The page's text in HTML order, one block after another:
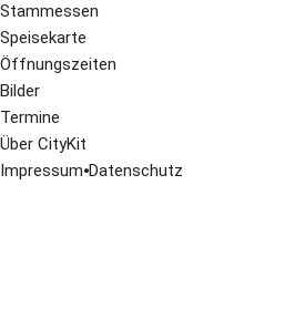
Stammessen
Speisekarte
Öffnungszeiten
Bilder
Termine
Über CityKit
Impressum⦁Datenschutz